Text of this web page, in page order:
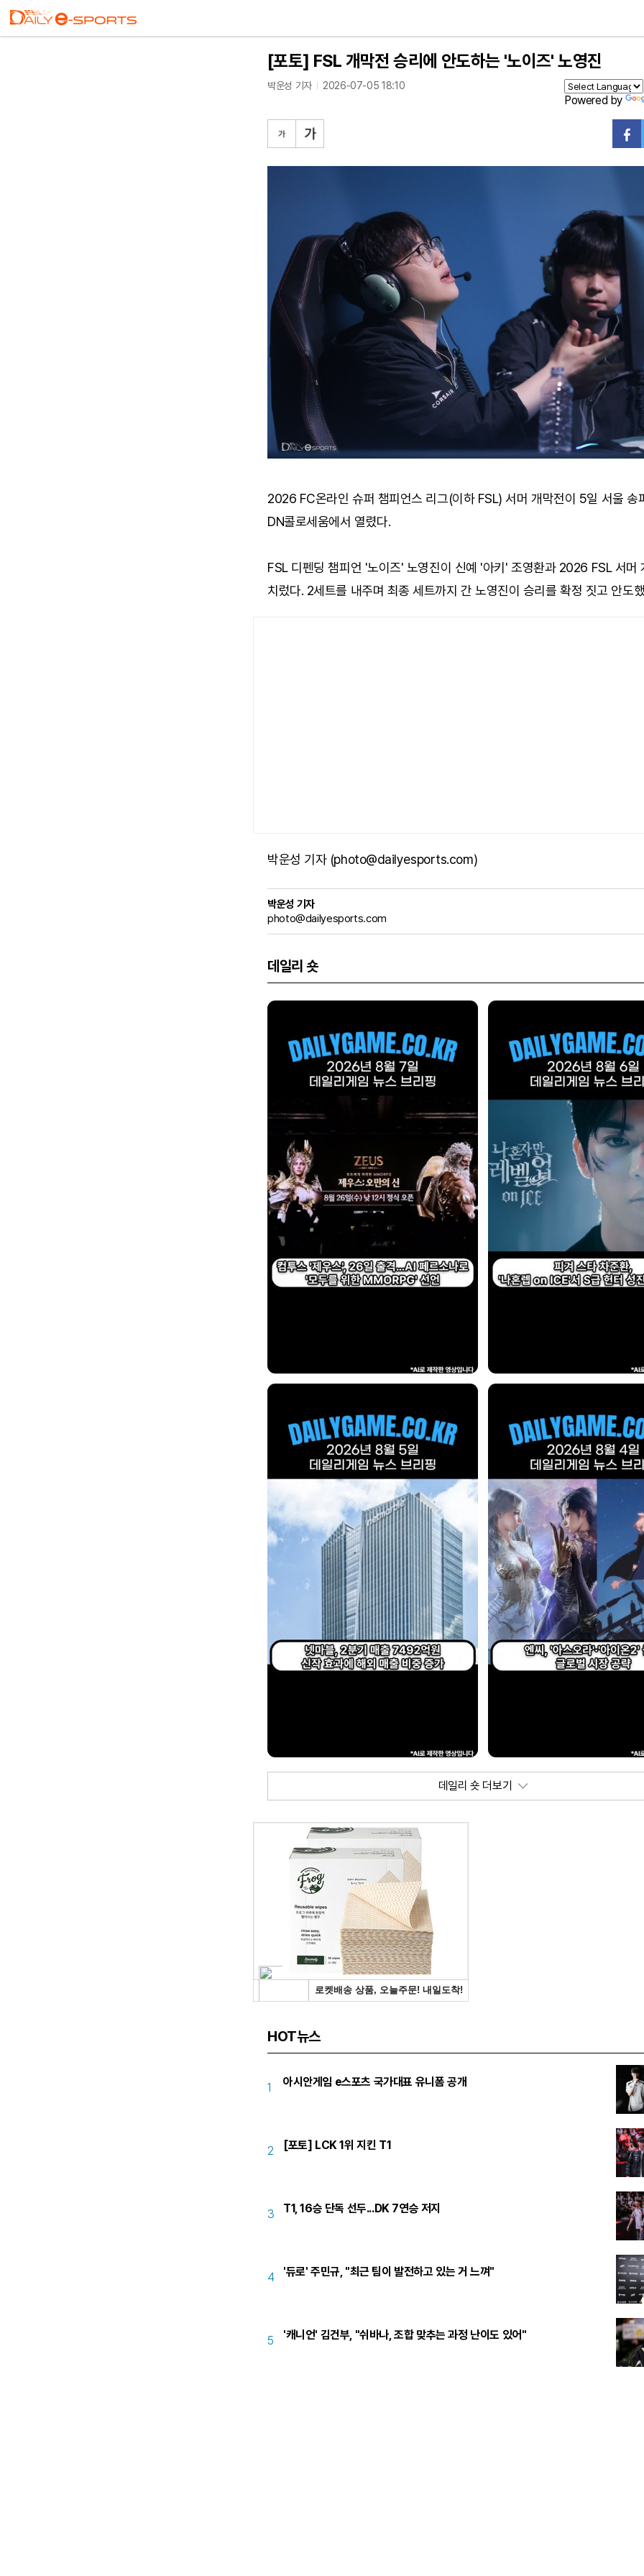
[포토] FSL 개막전 승리에 안도하는 '노이즈' 노영진
박운성 기자 2026-07-05 18:10
Powered by
2026 FC온라인 슈퍼 챔피언스 리그(이하 FSL) 서머 개막전이 5일 서울 송
DN콜로세움에서 열렸다.
FSL 디펜딩 챔피언 '노이즈' 노영진이 신예 '아키' 조영환과 2026 FSL 서머
치렀다. 2세트를 내주며 최종 세트까지 간 노영진이 승리를 확정 짓고 안도
박운성 기자 (photo@dailyesports.com)
박운성 기자
photo@dailyesports.com
데일리 숏
데일리 숏 더보기
HOT뉴스
1 아시안게임 e스포츠 국가대표 유니폼 공개
2 [포토] LCK 1위 지킨 T1
3 T1, 16승 단독 선두...DK 7연승 저지
4 '듀로' 주민규, "최근 팀이 발전하고 있는 거 느껴"
5 '캐니언' 김건부, "쉬바나, 조합 맞추는 과정 난이도 있어"